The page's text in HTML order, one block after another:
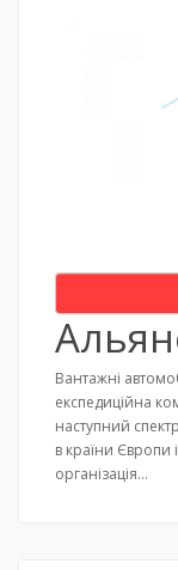
Вантажні
експедиційна
наступний
в країни
організація…